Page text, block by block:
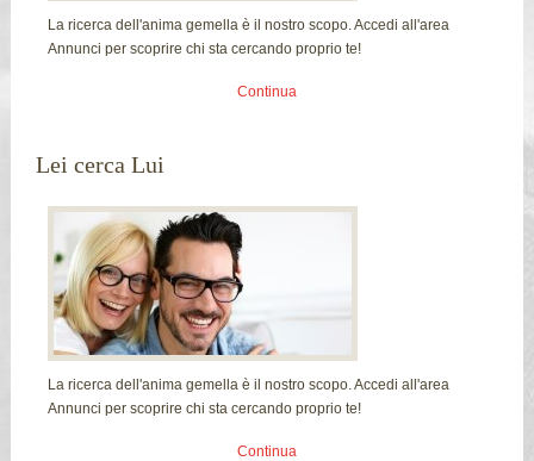
La ricerca dell'anima gemella è il nostro scopo. Accedi all'area
Annunci per scoprire chi sta cercando proprio te!
Continua
Lei cerca Lui
La ricerca dell'anima gemella è il nostro scopo. Accedi all'area
Annunci per scoprire chi sta cercando proprio te!
Continua